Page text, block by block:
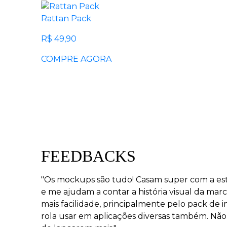
Rattan Pack
R$ 49,90
COMPRE AGORA
FEEDBACKS
"Os mockups são tudo! Casam super com a
e me ajudam a contar a história visual da
mais facilidade, principalmente pelo pack de
rola usar em aplicações diversas também.